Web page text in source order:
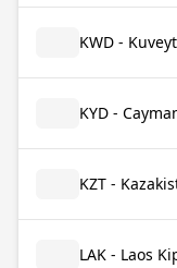
KWD -
KYD -
KZT -
LAK - Laos